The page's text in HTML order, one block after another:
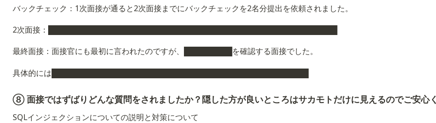
バックチェック：1次面接が通ると2次面接までにバックチェックを2名分提出を依頼されました。
2次面接：██████████████████████████████████████████████████████
最終面接：面接官にも最初に言われたのですが、█████████を確認する面接でした。
具体的には████████████████████████████████████████████████
⑧ 面接ではずばりどんな質問をされましたか？隠した方が良いところはサカモトだけに見えるのでご安心
SQLインジェクションについての説明と対策について